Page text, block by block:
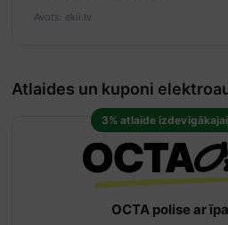
Avots: ekii.lv
Atlaides un kuponi
3% atlaide
OCTA polise ar